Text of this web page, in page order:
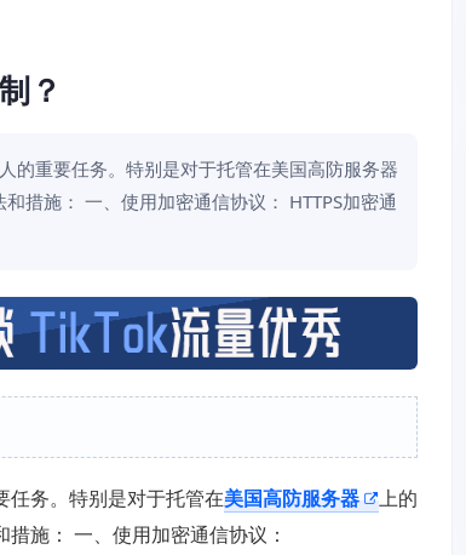
？
的重要任务。特别是对于托管在美国高防服务器
措施： 一、使用加密通信协议： HTTPS加密通
任务。特别是对于托管在美国高防服务器
上的
施： 一、使用加密通信协议：